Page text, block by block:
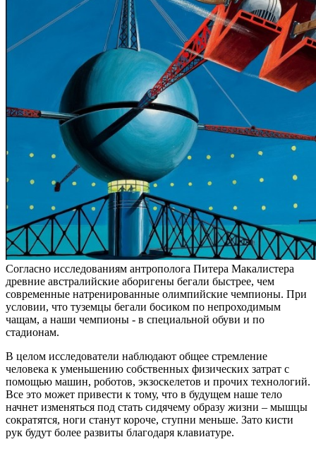
Согласно исследованиям антрополога Питера Макалистера
древние австралийские аборигены бегали быстрее, чем
современные натренированные олимпийские чемпионы. При
условии, что туземцы бегали босиком по непроходимым
чащам, а наши чемпионы - в специальной обуви и по
стадионам.
В целом исследователи наблюдают общее стремление
человека к уменьшению собственных физических затрат с
помощью машин, роботов, экзоскелетов и прочих технологий.
Все это может привести к тому, что в будущем наше тело
начнет изменяться под стать сидячему образу жизни – мышцы
сократятся, ноги станут короче, ступни меньше. Зато кисти
рук будут более развиты благодаря клавиатуре.